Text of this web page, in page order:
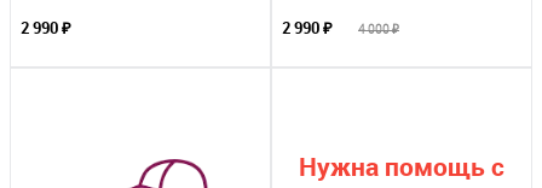
2 990 ₽ 2 990 ₽ 4 000 ₽
Нужна помощь с